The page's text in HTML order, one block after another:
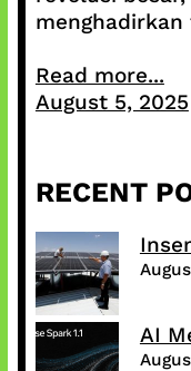
Read more...
August 5, 2025
RECENT
AI